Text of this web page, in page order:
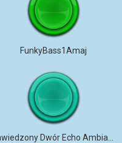
FunkyBass1Amaj